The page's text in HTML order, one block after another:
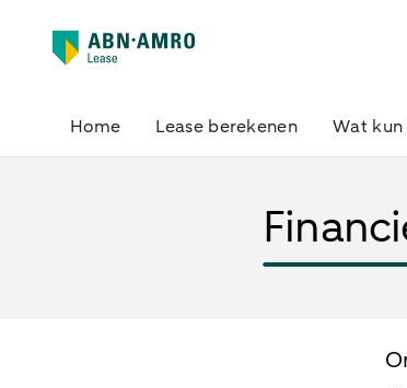
Home Lease berekenen Wat kun